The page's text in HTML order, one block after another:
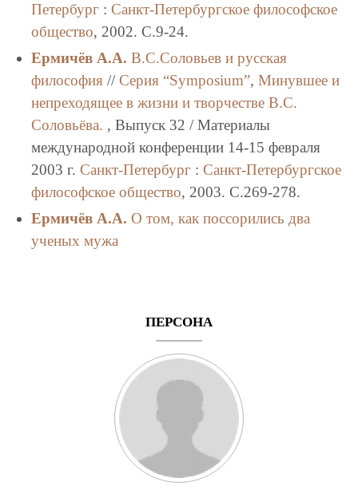
Петербург: Санкт-Петербургское философское
общество, 2002. C.9-24.
Ермичёв А.А. В.С.Соловьев и русская
философия// Серия “Symposium”, Минувшее и
непреходящее в жизни и творчестве В.С.
Соловьёва. , Выпуск 32 / Материалы
международной конференции 14-15 февраля
2003 г. Санкт-Петербург: Санкт-Петербургское
философское общество, 2003. C.269-278.
Ермичёв А.А. О том, как поссорились два
ученых мужа
ПЕРСОНА